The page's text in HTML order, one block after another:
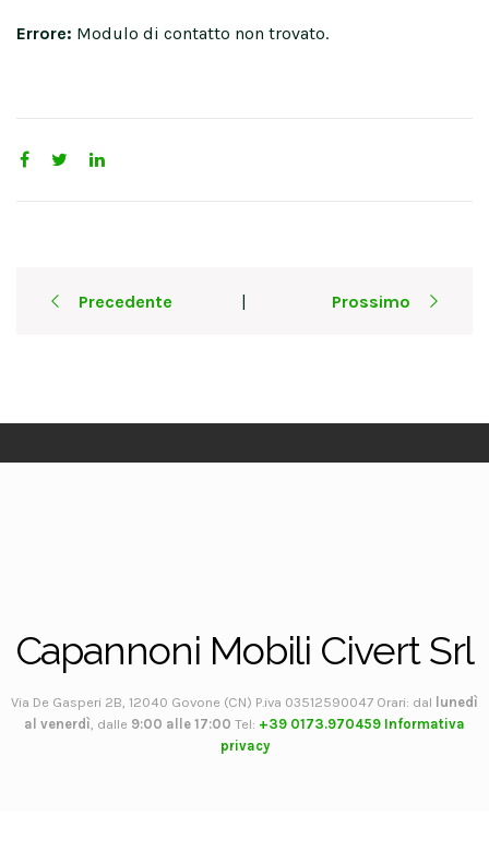
Errore: Modulo di contatto non trovato.
navigationPrecedente | Prossimo
Capannoni Mobili Civert Srl
Via De Gasperi 2B, 12040 Govone (CN) P.iva 03512590047 Orari: dal lunedì
al venerdì , dalle 9:00 alle 17:00 Tel: +39 0173.970459 Informativa
privacy